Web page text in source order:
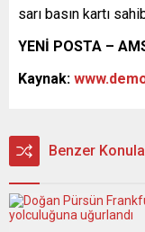
sarı basın kartı
YENİ POSTA –
Kaynak:
Benzer